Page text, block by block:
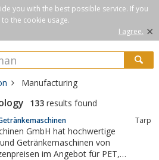
you with the best possible service. If you
the cookie usage.
I agree. ×
Manufacturing
133 results found
Tarp
GmbH hat hochwertige
Getränkemaschinen von
im Angebot für PET,